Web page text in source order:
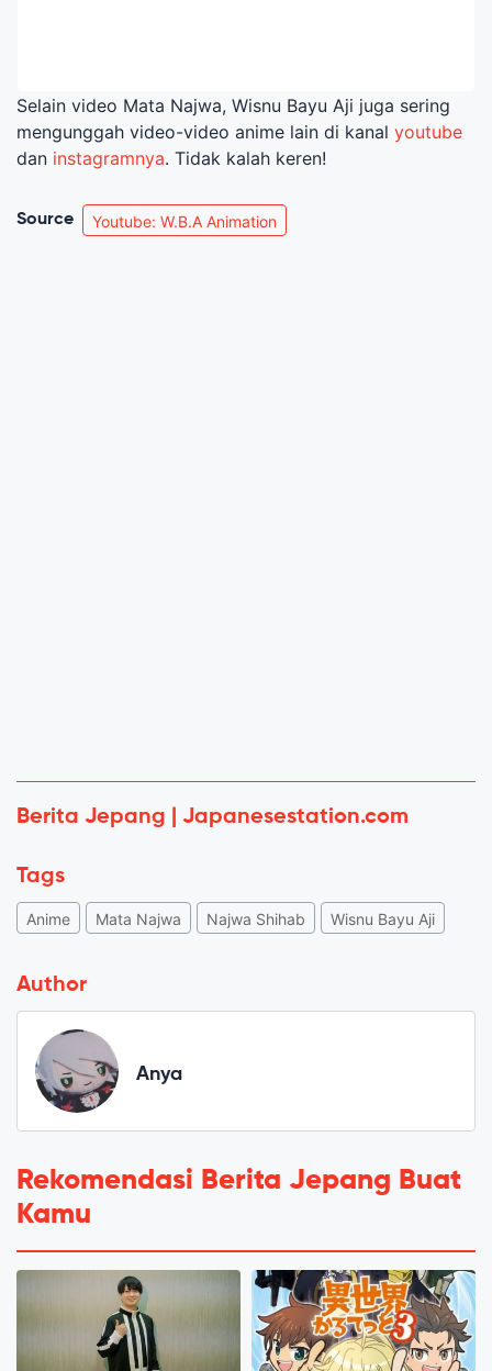
Selain video Mata Najwa, Wisnu Bayu Aji juga sering
mengunggah video-video anime lain di kanal youtube
dan instagramnya. Tidak kalah keren!
Source Youtube: W.B.A Animation
Berita Jepang | Japanesestation.com
Tags
Anime Mata Najwa Najwa Shihab Wisnu Bayu Aji
Author
Anya
Rekomendasi Berita Jepang Buat
Kamu